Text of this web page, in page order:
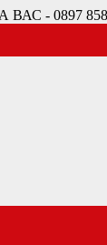
- 0897 858